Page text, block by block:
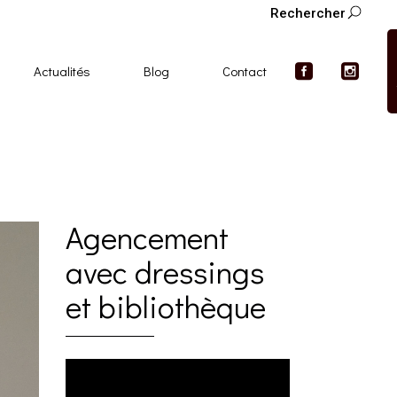
Rechercher
Actualités Blog Contact
Agencement
avec dressings
et bibliothèque